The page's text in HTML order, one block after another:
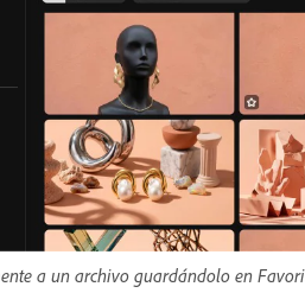
a un archivo guardándolo en